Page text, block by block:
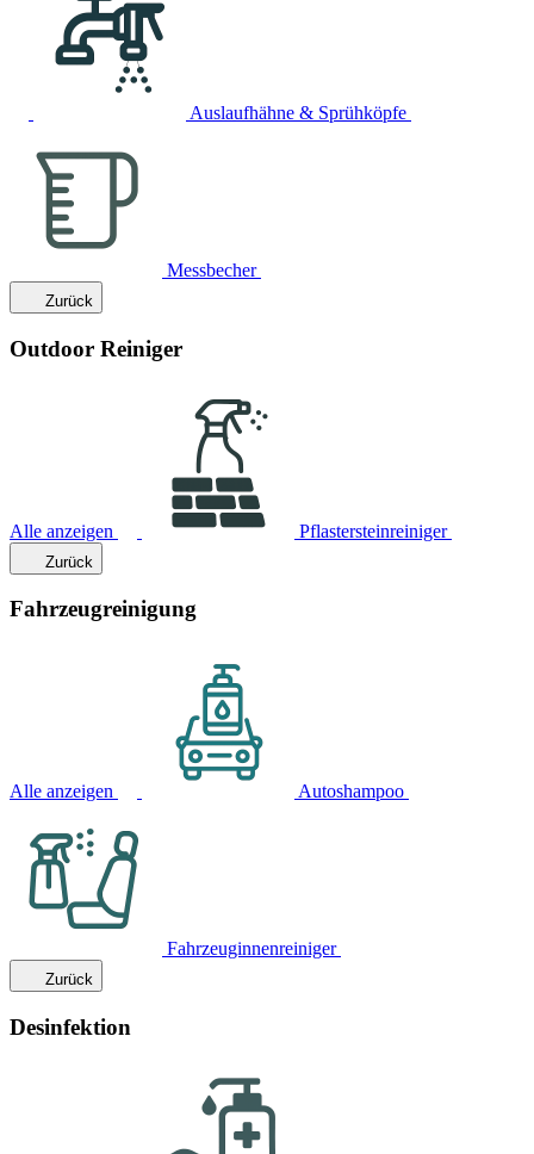
Auslaufhähne & Sprühköpfe
Messbecher
Zurück
Outdoor Reiniger
Alle anzeigen Pflastersteinreiniger
Zurück
Fahrzeugreinigung
Alle anzeigen Autoshampoo
Fahrzeuginnenreiniger
Zurück
Desinfektion